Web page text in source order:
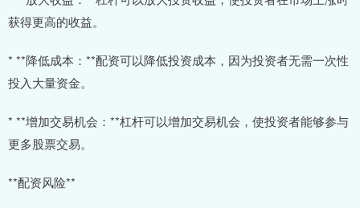
获得更高的收益。
* **降低成本：**配资可以降低投资成本，因为投资者无需一次性
投入大量资金。
* **增加交易机会：**杠杆可以增加交易机会，使投资者能够参与
更多股票交易。
**配资风险**